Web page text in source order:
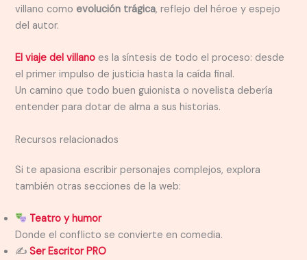
villano comoevolución trágica, reflejo del héroe y espejo
del autor.
El viaje del villano es la síntesis de todo el proceso: desde
el primer impulso de justicia hasta la caída final.
Un camino que todo buen guionista o novelista debería
entender para dotar de alma a sus historias.
Recursos relacionados
Si te apasiona escribir personajes complejos, explora
también otras secciones de la web:
Teatro y humor
Donde el conflicto se convierte en comedia.
✍️Ser Escritor PRO